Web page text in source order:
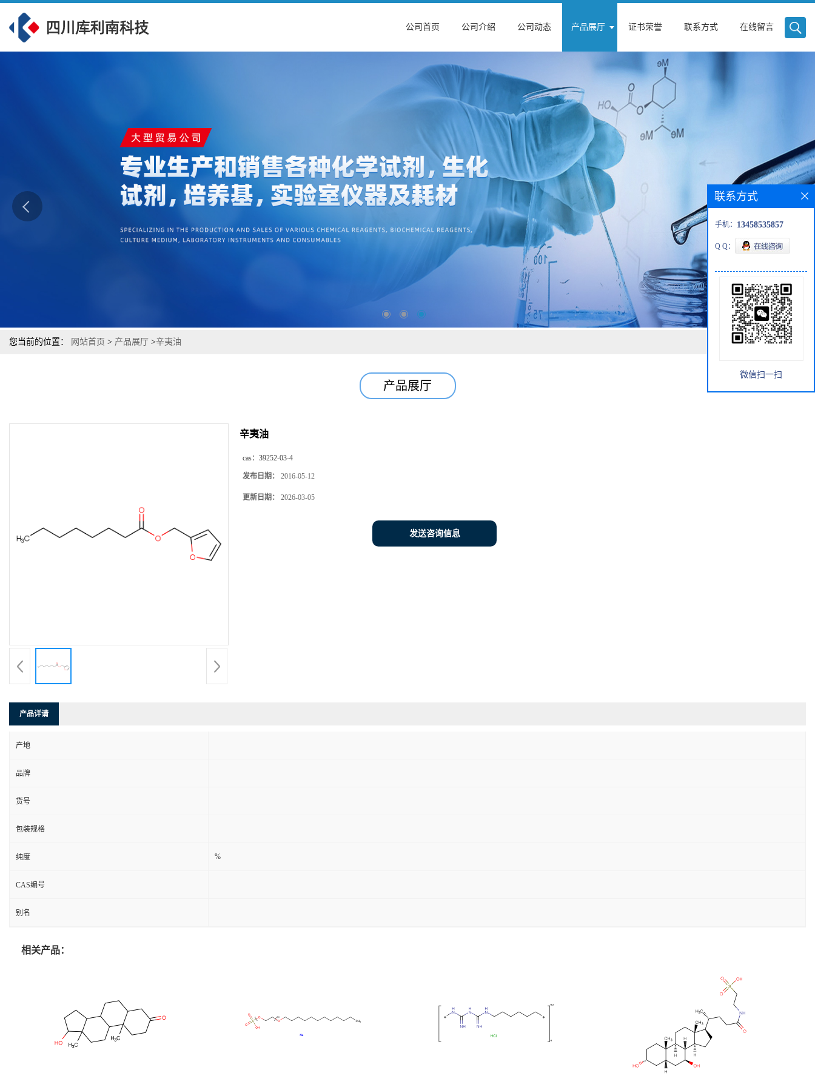
公司首页 公司介绍 公司动态 产品展厅 证书荣誉 联系方式 在线留言
您当前的位置： 网站首页 > 产品展厅 >辛夷油
产品展厅
辛夷油
cas： 39252-03-4
发布日期： 2016-05-12
更新日期： 2026-03-05
发送咨询信息
产品详请
产地
品牌
货号
包装规格
纯度 %
CAS编号
别名
相关产品：
联系方式
手机： 13458535857
Q Q：
微信扫一扫